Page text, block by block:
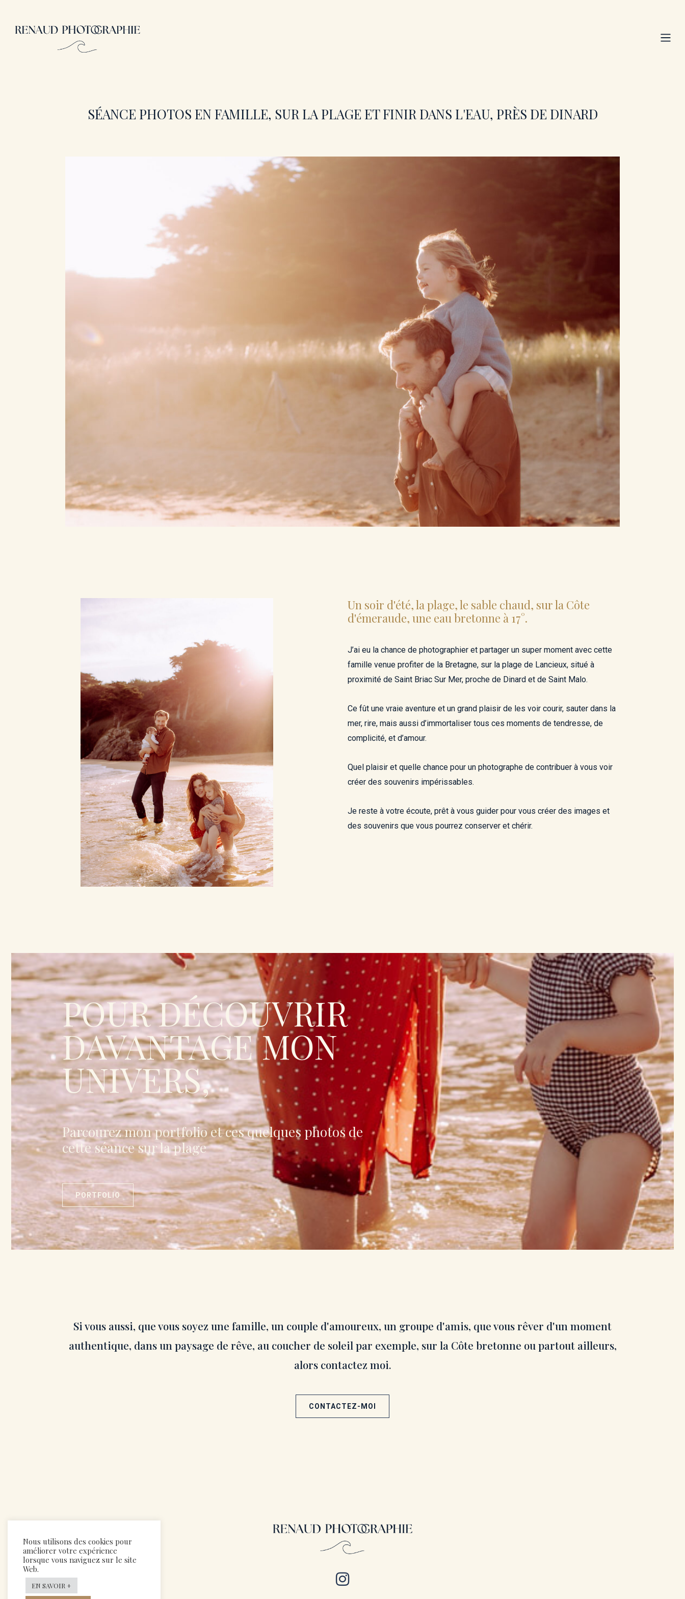
contenu
SÉANCE PHOTOS EN FAMILLE, SUR LA PLAGE ET FINIR DANS L'EAU, PRÈS DE DINARD
Un soir d'été, la plage, le sable chaud, sur la Côte
d'émeraude, une eau bretonne à 17°.
J’ai eu la chance de photographier et partager un super moment avec cette
famille venue profiter de la Bretagne, sur la plage de Lancieux, situé à
proximité de Saint Briac Sur Mer, proche de Dinard et de Saint Malo.
Ce fût une vraie aventure et un grand plaisir de les voir courir, sauter dans la
mer, rire, mais aussi d’immortaliser tous ces moments de tendresse, de
complicité, et d’amour.
Quel plaisir et quelle chance pour un photographe de contribuer à vous voir
créer des souvenirs impérissables.
Je reste à votre écoute, prêt à vous guider pour vous créer des images et
des souvenirs que vous pourrez conserver et chérir.
POUR DÉCOUVRIR
DAVANTAGE MON
UNIVERS,
Parcourez mon portfolio et ces quelques photos de
cette séance sur la plage
PORTFOLIO
Si vous aussi, que vous soyez une famille, un couple d'amoureux, un groupe d'amis, que vous rêver d'un moment
authentique, dans un paysage de rêve, au coucher de soleil par exemple, sur la Côte bretonne ou partout ailleurs,
alors contactez moi.
CONTACTEZ-MOI
Nous utilisons des cookies pour
améliorer votre expérience
lorsque vous naviguez sur le site
Web.
EN SAVOIR +